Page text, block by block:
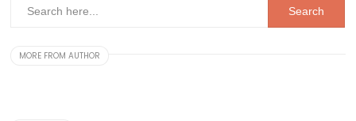
MORE FROM AUTHOR